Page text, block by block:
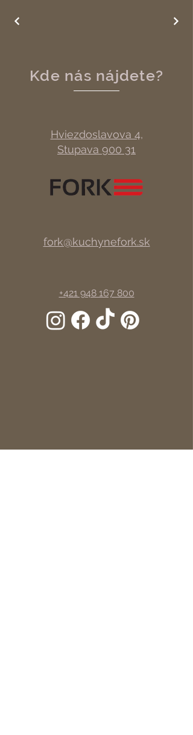
Kde nás nájdete?
Hviezdoslavova 4,
Stupava 900 31
fork@kuchynefork.sk
+421 948 167 800